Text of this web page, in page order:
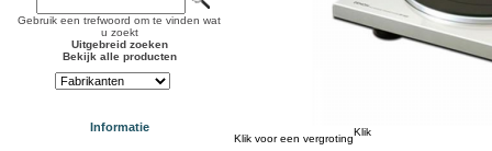
Gebruik een trefwoord om te vinden wat
u zoekt
Uitgebreid zoeken
Bekijk alle producten
Informatie
Klik voor een vergroting